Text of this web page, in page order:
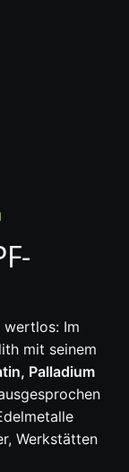
wertlos: Im
mit seinem
Palladium
Werkstätten